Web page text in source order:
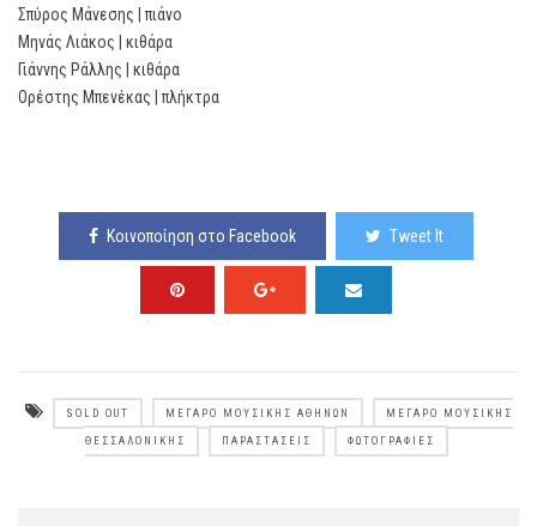
Σπύρος Μάνεσης | πιάνο
Μηνάς Λιάκος | κιθάρα
Γιάννης Ράλλης | κιθάρα
Ορέστης Μπενέκας | πλήκτρα
Κοινοποίηση στο Facebook Tweet It
SOLD OUT ΜΈΓΑΡΟ ΜΟΥΣΙΚΉΣ ΑΘΗΝΏΝ ΜΈΓΑΡΟ ΜΟΥΣΙΚΉΣ
ΘΕΣΣΑΛΟΝΊΚΗΣ ΠΑΡΑΣΤΆΣΕΙΣ ΦΩΤΟΓΡΑΦΊΕΣ